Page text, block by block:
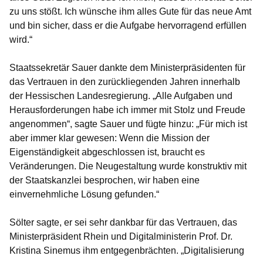
zu uns stößt. Ich wünsche ihm alles Gute für das neue Amt
und bin sicher, dass er die Aufgabe hervorragend erfüllen
wird.“
Staatssekretär Sauer dankte dem Ministerpräsidenten für
das Vertrauen in den zurückliegenden Jahren innerhalb
der Hessischen Landesregierung. „Alle Aufgaben und
Herausforderungen habe ich immer mit Stolz und Freude
angenommen“, sagte Sauer und fügte hinzu: „Für mich ist
aber immer klar gewesen: Wenn die Mission der
Eigenständigkeit abgeschlossen ist, braucht es
Veränderungen. Die Neugestaltung wurde konstruktiv mit
der Staatskanzlei besprochen, wir haben eine
einvernehmliche Lösung gefunden.“
Sölter sagte, er sei sehr dankbar für das Vertrauen, das
Ministerpräsident Rhein und Digitalministerin Prof. Dr.
Kristina Sinemus ihm entgegenbrächten. „Digitalisierung